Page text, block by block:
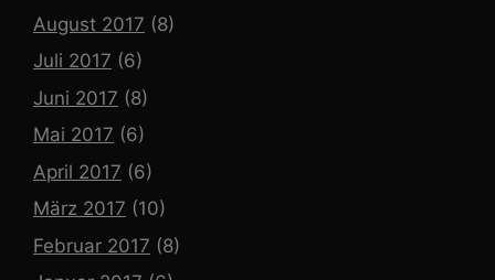
August 2017 (8)
Juli 2017 (6)
Juni 2017 (8)
Mai 2017 (6)
April 2017 (6)
März 2017 (10)
Februar 2017 (8)